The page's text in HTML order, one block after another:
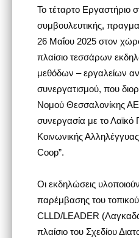
Το τέταρτο Εργαστήριο
συμβουλευτικής,
26 Μαΐου 2025 στον
πλαίσιο τεσσάρων
μεθόδων – εργαλείων
συνεργατισμού, που
Νομού Θεσσαλονίκης
συνεργασία με το Λαϊκό
Κοινωνικής
Coop”.
Οι εκδηλώσεις
παρέμβασης του
CLLD/LEADER
πλαίσιο του Σχεδίου